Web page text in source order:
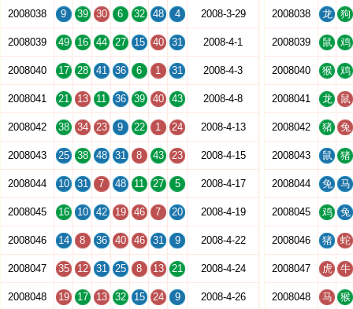
2008038 9 39 30 6 32 48 4 2008-3-29
2008039 49 16 44 27 15 40 31 2008-4-1
2008040 17 28 41 36 6 1 31 2008-4-3
2008041 21 13 11 36 39 40 43 2008-4-8
2008042 38 34 23 9 22 1 24 2008-4-13
2008043 25 38 48 31 8 43 23 2008-4-15
2008044 10 31 7 48 11 27 5 2008-4-17
2008045 16 10 42 19 46 7 20 2008-4-19
2008046 14 8 36 40 46 31 9 2008-4-22
2008047 35 12 31 25 8 13 21 2008-4-24
2008048 19 17 13 32 15 24 9 2008-4-26
2008038 龙 狗
2008039 鼠 鸡
2008040 猴 鸡
2008041 龙 鼠
2008042 猪 兔
2008043 鼠 猪
2008044 兔 马
2008045 鸡 兔
2008046 猪 蛇
2008047 虎 牛
2008048 马 猴